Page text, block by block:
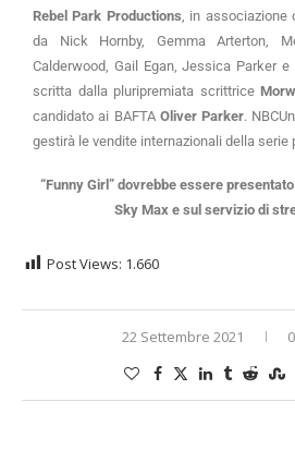
Rebel Park Productions , in
da Nick Hornby, Gemma Arterton,
Calderwood, Gail Egan, Jessica Parker
scritta dalla pluripremiata scrittrice
candidato ai BAFTA Oliver Parker.
gestirà le vendite internazionali della serie
“Funny Girl” dovrebbe essere
Sky Max e sul servizio di
Post Views: 1.660
22 Settembre 2021